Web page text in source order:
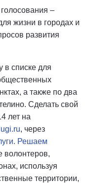
–
жизни в городах и
развития
в списке для
а также по два
Сделать свой
лет на
, через
Решаем
волонтеров,
используя
территории,